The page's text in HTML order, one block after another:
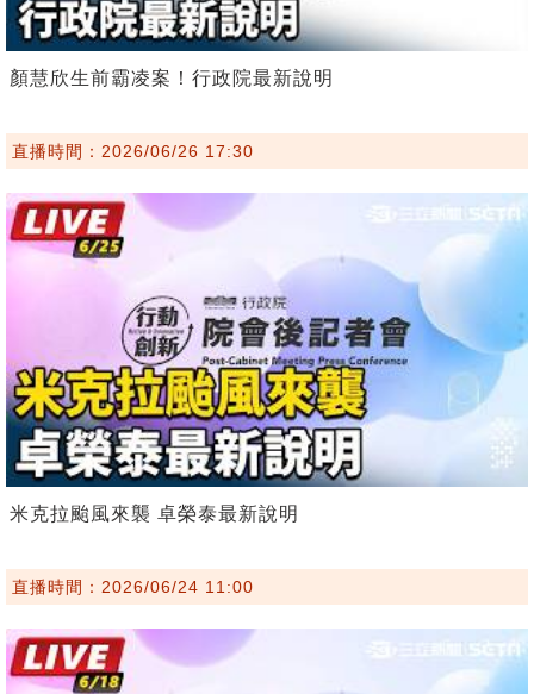
顏慧欣生前霸凌案！行政院最新說明
直播時間：2026/06/26 17:30
米克拉颱風來襲 卓榮泰最新說明
直播時間：2026/06/24 11:00